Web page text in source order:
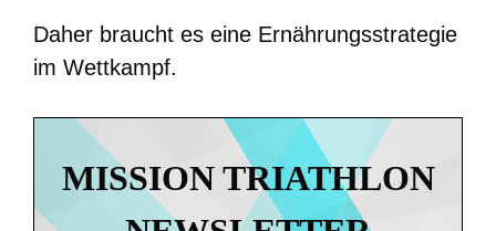
Daher braucht es eine Ernährungsstrategie
im Wettkampf.
MISSION TRIATHLON